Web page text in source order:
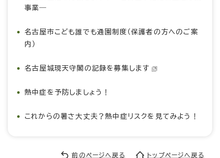
事業―
名古屋市こども誰でも通園制度（保護者の方へのご案
内）
名古屋城現天守閣の記録を募集します
熱中症を予防しましょう！
これからの暑さ大丈夫？熱中症リスクを見てみよう！
前のページへ戻る トップページへ戻る